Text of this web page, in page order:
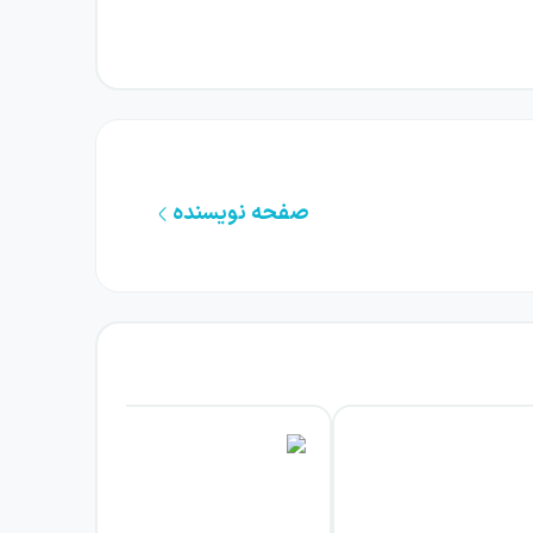
که آیا فهم رفتار انسان و جامعه انسانی به
می‌شوند. این موضوعات صرفاً به گذشته تعلق
صفحه نویسنده